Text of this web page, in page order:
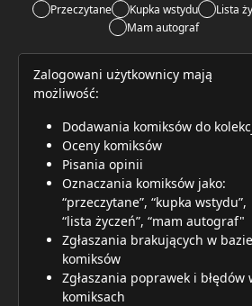
Przeczytane Kupka wstydu
Lista
Mam autograf
Zalogowani użytkownicy mają
możliwość:
Dodawania komiksów do
Oceny komiksów
Pisania opinii
Oznaczania komiksów jako:
“przeczytane”, “kupka wstydu”,
“lista życzeń”, “mam autograf"
Zgłaszania brakujących w bazie
komiksów
Zgłaszania poprawek i błędów
komiksach